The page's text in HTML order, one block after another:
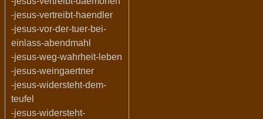
-jesus-vertreibt-haendler
-jesus-vor-der-tuer-bei-
einlass-abendmahl
-jesus-weg-wahrheit-leben
-jesus-weingaertner
-jesus-widersteht-dem-
teufel
-jesus-widersteht-